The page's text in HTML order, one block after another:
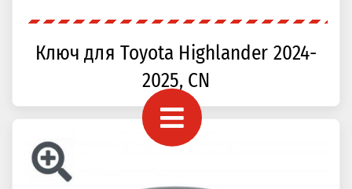
Ключ для Toyota Highlander 2024-
2025, CN